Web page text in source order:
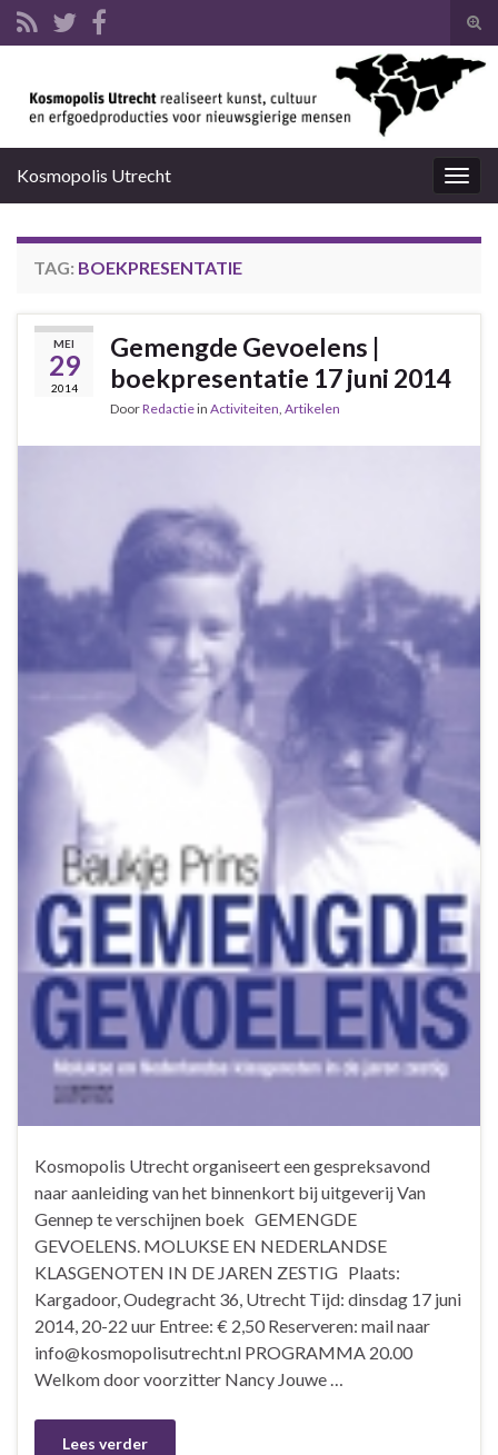
Kosmopolis Utrecht
TAG: BOEKPRESENTATIE
MEI
29
2014
Gemengde Gevoelens |
boekpresentatie 17 juni 2014
DoorRedactiein Activiteiten, Artikelen
Kosmopolis Utrecht organiseert een gespreksavond
naar aanleiding van het binnenkort bij uitgeverij Van
Gennep te verschijnen boek GEMENGDE
GEVOELENS. MOLUKSE EN NEDERLANDSE
KLASGENOTEN IN DE JAREN ZESTIG Plaats:
Kargadoor, Oudegracht 36, Utrecht Tijd: dinsdag 17 juni
2014, 20-22 uur Entree: € 2,50 Reserveren: mail naar
info@kosmopolisutrecht.nl PROGRAMMA 20.00
Welkom door voorzitter Nancy Jouwe …
Lees verder